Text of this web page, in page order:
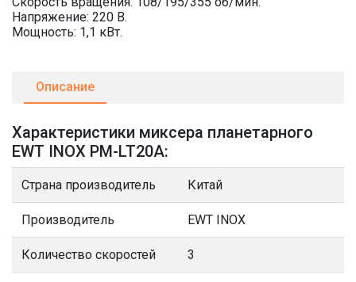
Напряжение: 220 В.
Мощность: 1,1 кВт.
Описание
Характеристики миксера планетарного
EWT INOX PM-LT20A:
Страна производитель Китай
Производитель EWT INOX
Количество скоростей 3